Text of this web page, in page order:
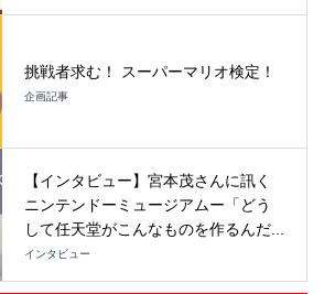
挑戦者求む！ スーパーマリオ検定！
企画記事
【インタビュー】宮本茂さんに訊く
ニンテンドーミュージアムー「どう
して任天堂がこんなものを作るんだ...
インタビュー